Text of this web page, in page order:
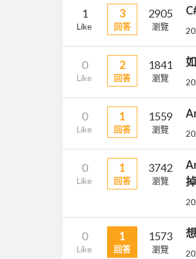
1
Like
3
回答
2905
瀏覽
0
Like
2
回答
1841
瀏覽
0
Like
1
回答
1559
瀏覽
0
Like
1
回答
3742
瀏覽
掉
0
Like
1
回答
1573
瀏覽